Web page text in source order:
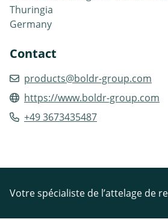
Thuringia
Germany
Contact
products@boldr-group.com
https://www.boldr-group.com
+49 3673435487
Votre spécialiste de l’attelage de